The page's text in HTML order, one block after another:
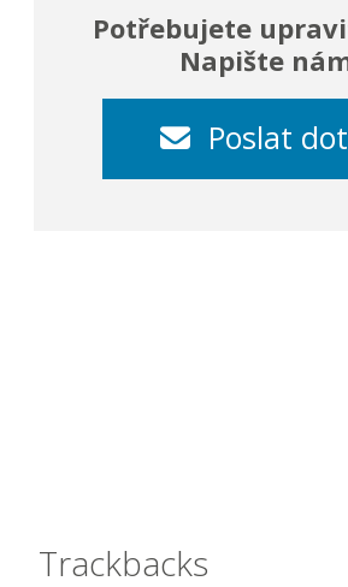
Potřebujete
Napište
Poslat
Trackbacks